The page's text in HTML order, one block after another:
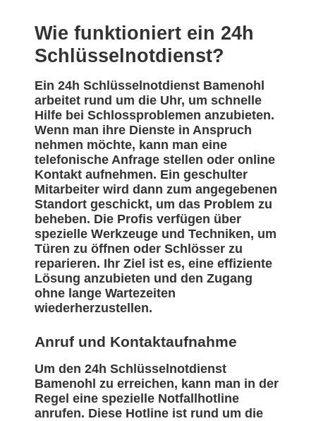
Wie funktioniert ein 24h
Schlüsselnotdienst?
Ein 24h Schlüsselnotdienst Bamenohl
arbeitet rund um die Uhr, um schnelle
Hilfe bei Schlossproblemen anzubieten.
Wenn man ihre Dienste in Anspruch
nehmen möchte, kann man eine
telefonische Anfrage stellen oder online
Kontakt aufnehmen. Ein geschulter
Mitarbeiter wird dann zum angegebenen
Standort geschickt, um das Problem zu
beheben. Die Profis verfügen über
spezielle Werkzeuge und Techniken, um
Türen zu öffnen oder Schlösser zu
reparieren. Ihr Ziel ist es, eine effiziente
Lösung anzubieten und den Zugang
ohne lange Wartezeiten
wiederherzustellen.
Anruf und Kontaktaufnahme
Um den 24h Schlüsselnotdienst
Bamenohl zu erreichen, kann man in der
Regel eine spezielle Notfallhotline
anrufen. Diese Hotline ist rund um die